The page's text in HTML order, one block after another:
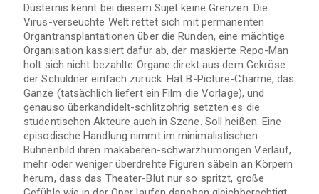
Düsternis kennt bei diesem Sujet keine Grenzen: Die
Virus-verseuchte Welt rettet sich mit permanenten
Organtransplantationen über die Runden, eine mächtige
Organisation kassiert dafür ab, der maskierte Repo-Man
holt sich nicht bezahlte Organe direkt aus dem Gekröse
der Schuldner einfach zurück. Hat B-Picture-Charme, das
Ganze (tatsächlich liefert ein Film die Vorlage), und
genauso überkandidelt-schlitzohrig setzten es die
studentischen Akteure auch in Szene. Soll heißen: Eine
episodische Handlung nimmt im minimalistischen
Bühnenbild ihren makaberen-schwarzhumorigen Verlauf,
mehr oder weniger überdrehte Figuren säbeln an Körpern
herum, dass das Theater-Blut nur so spritzt, große